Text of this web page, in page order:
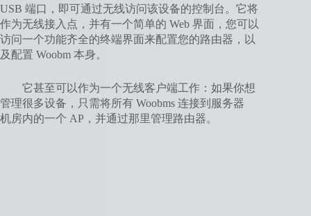
它甚至可以作为一个无线客户端工作：如果你想
管理很多设备，只需将所有 Woobms 连接到服务器
机房内的一个 AP，并通过那里管理路由器。
USB 端口，即可通过无线访问该设备的控制台。它将
作为无线接入点，并有一个简单的 Web 界面，您可以
访问一个功能齐全的终端界面来配置您的路由器，以
及配置 Woobm 本身。